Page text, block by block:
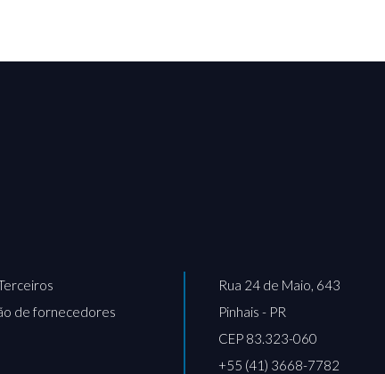
de fornecedores
Rua 24 de Maio, 643
Pinhais - PR
CEP 83.323-060
+55 (41) 3668-7782